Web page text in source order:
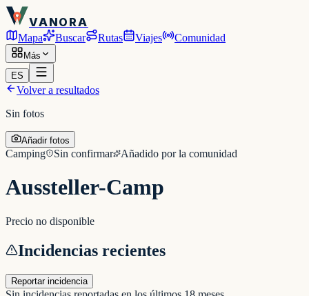
VANORA
Mapa Buscar Rutas Viajes Comunidad
Más
ES
Volver a resultados
Sin fotos
Añadir fotos
Camping Sin confirmar Añadido por la comunidad
Aussteller-Camp
Precio no disponible
Incidencias recientes
Reportar incidencia